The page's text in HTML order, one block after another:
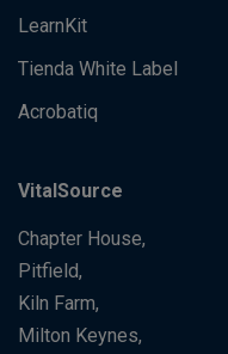
LearnKit
Tienda White Label
Acrobatiq
VitalSource
Chapter House,
Pitfield,
Kiln Farm,
Milton Keynes,